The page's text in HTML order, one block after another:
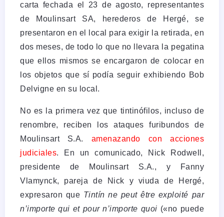
carta fechada el 23 de agosto, representantes
de Moulinsart SA, herederos de Hergé, se
presentaron en el local para exigir la retirada, en
dos meses, de todo lo que no llevara la pegatina
que ellos mismos se encargaron de colocar en
los objetos que sí podía seguir exhibiendo Bob
Delvigne en su local.
No es la primera vez que tintinófilos, incluso de
renombre, reciben los ataques furibundos de
Moulinsart S.A. amenazando con acciones
judiciales. En un comunicado, Nick Rodwell,
presidente de Moulinsart S.A., y Fanny
Vlamynck, pareja de Nick y viuda de Hergé,
expresaron que Tintín ne peut être exploité par
n’importe qui et pour n’importe quoi («no puede